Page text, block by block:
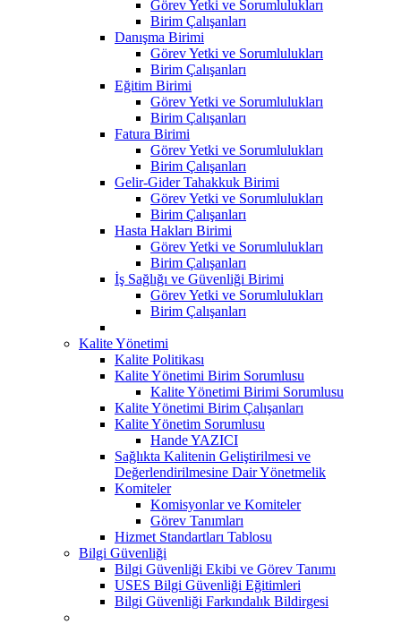
Görev Yetki ve Sorumlulukları
Birim Çalışanları
Danışma Birimi
Görev Yetki ve Sorumlulukları
Birim Çalışanları
Eğitim Birimi
Görev Yetki ve Sorumlulukları
Birim Çalışanları
Fatura Birimi
Görev Yetki ve Sorumlulukları
Birim Çalışanları
Gelir-Gider Tahakkuk Birimi
Görev Yetki ve Sorumlulukları
Birim Çalışanları
Hasta Hakları Birimi
Görev Yetki ve Sorumlulukları
Birim Çalışanları
İş Sağlığı ve Güvenliği Birimi
Görev Yetki ve Sorumlulukları
Birim Çalışanları
Kalite Yönetimi
Kalite Politikası
Kalite Yönetimi Birim Sorumlusu
Kalite Yönetimi Birimi Sorumlusu
Kalite Yönetimi Birim Çalışanları
Kalite Yönetim Sorumlusu
Hande YAZICI
Sağlıkta Kalitenin Geliştirilmesi ve
Değerlendirilmesine Dair Yönetmelik
Komiteler
Komisyonlar ve Komiteler
Görev Tanımları
Hizmet Standartları Tablosu
Bilgi Güvenliği
Bilgi Güvenliği Ekibi ve Görev Tanımı
USES Bilgi Güvenliği Eğitimleri
Bilgi Güvenliği Farkındalık Bildirgesi